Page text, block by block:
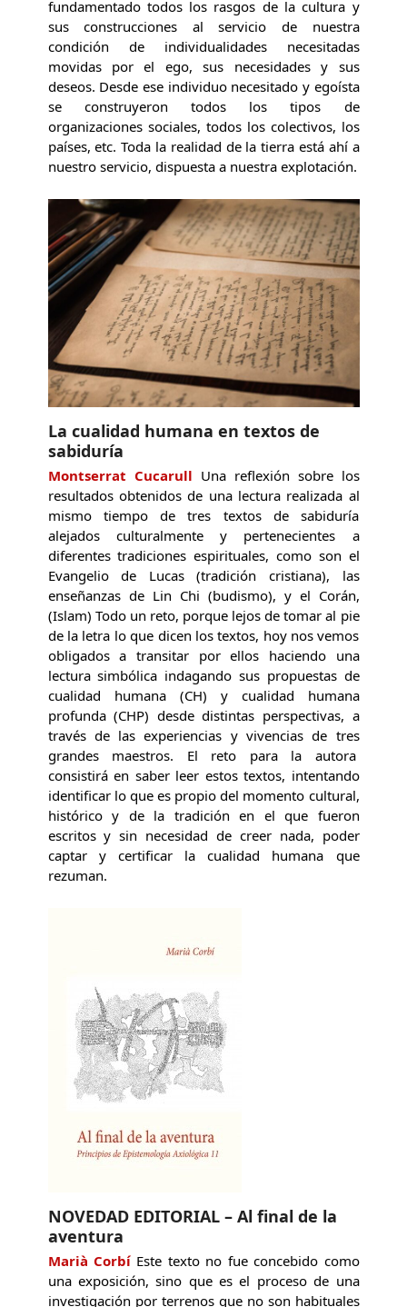
fundamentado todos los rasgos de la cultura y
sus construcciones al servicio de nuestra
condición de individualidades necesitadas
movidas por el ego, sus necesidades y sus
deseos. Desde ese individuo necesitado y egoísta
se construyeron todos los tipos de
organizaciones sociales, todos los colectivos, los
países, etc. Toda la realidad de la tierra está ahí a
nuestro servicio, dispuesta a nuestra explotación.
La cualidad humana en textos de
sabiduría
Montserrat Cucarull Una reflexión sobre los
resultados obtenidos de una lectura realizada al
mismo tiempo de tres textos de sabiduría
alejados culturalmente y pertenecientes a
diferentes tradiciones espirituales, como son el
Evangelio de Lucas (tradición cristiana), las
enseñanzas de Lin Chi (budismo), y el Corán,
(Islam) Todo un reto, porque lejos de tomar al pie
de la letra lo que dicen los textos, hoy nos vemos
obligados a transitar por ellos haciendo una
lectura simbólica indagando sus propuestas de
cualidad humana (CH) y cualidad humana
profunda (CHP) desde distintas perspectivas, a
través de las experiencias y vivencias de tres
grandes maestros. El reto para la autora
consistirá en saber leer estos textos, intentando
identificar lo que es propio del momento cultural,
histórico y de la tradición en el que fueron
escritos y sin necesidad de creer nada, poder
captar y certificar la cualidad humana que
rezuman.
NOVEDAD EDITORIAL – Al final de la
aventura
Marià CorbíEste texto no fue concebido como
una exposición, sino que es el proceso de una
investigación por terrenos que no son habituales